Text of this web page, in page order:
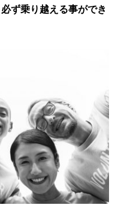
ず乗り越える事ができ